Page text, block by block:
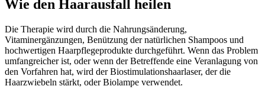
Wie den Haarausfall heilen
Die Therapie wird durch die Nahrungsänderung,
Vitaminergänzungen, Benützung der natürlichen Shampoos und
hochwertigen Haarpflegeprodukte durchgeführt. Wenn das Problem
umfangreicher ist, oder wenn der Betreffende eine Veranlagung von
den Vorfahren hat, wird der Biostimulationshaarlaser, der die
Haarzwiebeln stärkt, oder Biolampe verwendet.